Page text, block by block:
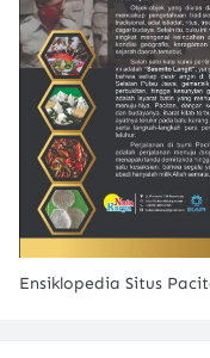
Ensiklopedia Situs